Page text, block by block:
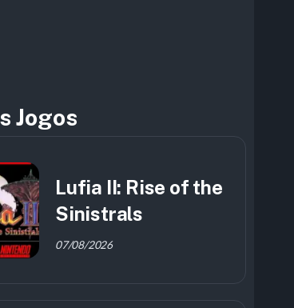
Jogos
Lufia II: Rise of the
Sinistrals
07/08/2026